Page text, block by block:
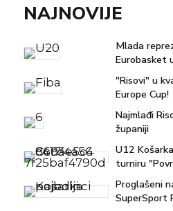
NAJNOVIJE
Mlada
Eurobasket
"Risovi" u
Europe Cup!
Najmlađi
županiji
U12
turniru
Proglašeni
SuperSport